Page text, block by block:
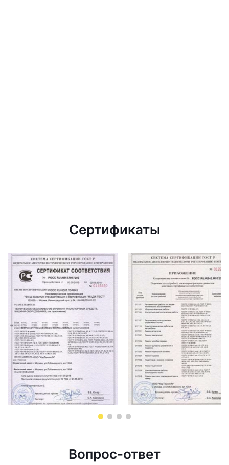
Сертификаты
Вопрос-ответ